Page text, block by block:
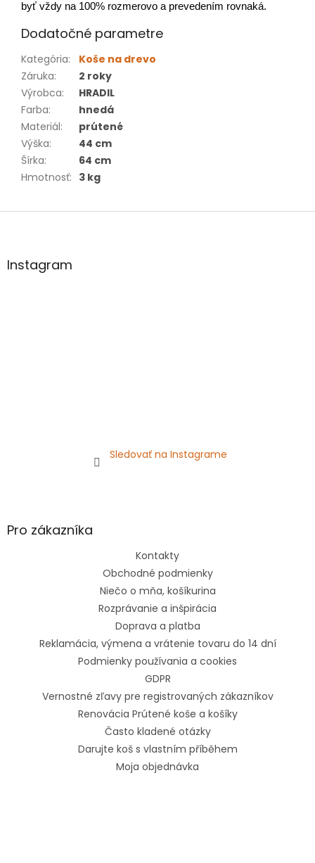
byť vždy na 100% rozmerovo a prevedením rovnaká.
Dodatočné parametre
Kategória:
Koše na drevo
Záruka:
2 roky
Výrobca:
HRADIL
Farba:
hnedá
Materiál:
prútené
Výška:
44 cm
Šírka:
64 cm
Hmotnosť: 3 kg
Z
äInstagram
Sledovať na Instagrame
Pro zákazníka
Kontakty
Obchodné podmienky
Niečo o mňa, košíkurina
Rozprávanie a inšpirácia
Doprava a platba
Reklamácia, výmena a vrátenie tovaru do 14 dní
Podmienky používania a cookies
GDPR
Vernostné zľavy pre registrovaných zákazníkov
Renovácia Prútené koše a košíky
Často kladené otázky
Darujte koš s vlastním příběhem
Moja objednávka